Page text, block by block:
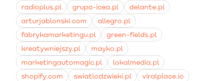
radioplus.pl
grupa-icea.pl
delante.pl
arturjablonski.com
allegro.pl
fabrykamarketingu.pl
green-fields.pl
kreatywniejszy.pl
mayko.pl
marketingautomagic.pl
lokalmedia.pl
shopify.com
swiatlodzwieki.pl
viralplace.io